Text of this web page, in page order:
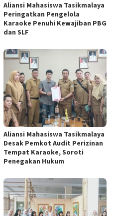
Aliansi Mahasiswa Tasikmalaya
Peringatkan Pengelola
Karaoke Penuhi Kewajiban PBG
dan SLF
Aliansi Mahasiswa Tasikmalaya
Desak Pemkot Audit Perizinan
Tempat Karaoke, Soroti
Penegakan Hukum